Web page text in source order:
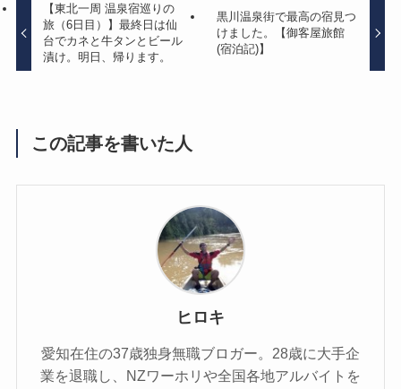
【東北一周 温泉宿巡りの
旅（6日目）】最終日は仙
台でカネと牛タンとビール
漬け。明日、帰ります。
黒川温泉街で最高の宿見つ
けました。【御客屋旅館
(宿泊記)】
この記事を書いた人
ヒロキ
愛知在住の37歳独身無職ブロガー。28歳に大手企
業を退職し、NZワーホリや全国各地アルバイトを